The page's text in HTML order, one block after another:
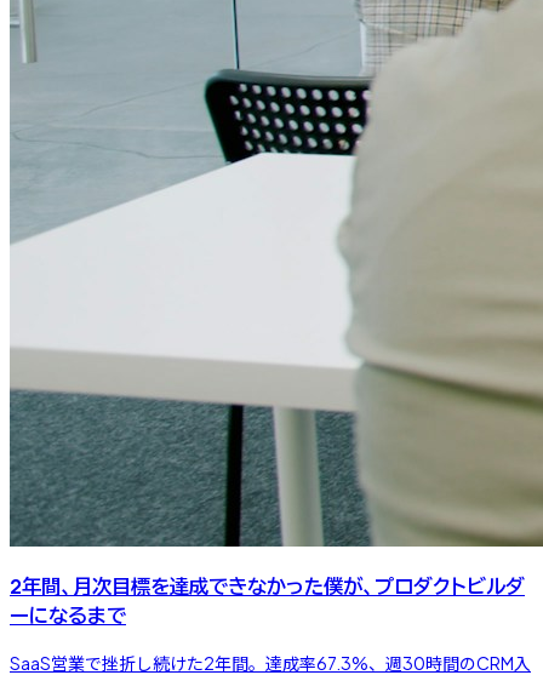
2年間、月次目標を達成できなかった僕が、プロダクトビルダ
ーになるまで
SaaS営業で挫折し続けた2年間。達成率67.3%、週30時間のCRM入